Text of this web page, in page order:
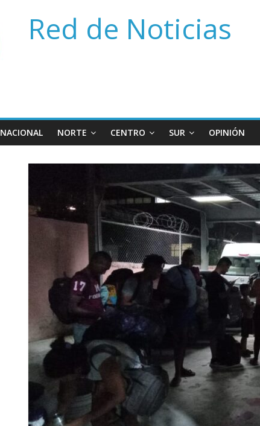
Red de Noticias
NACIONAL NORTE CENTRO SUR OPINIÓN